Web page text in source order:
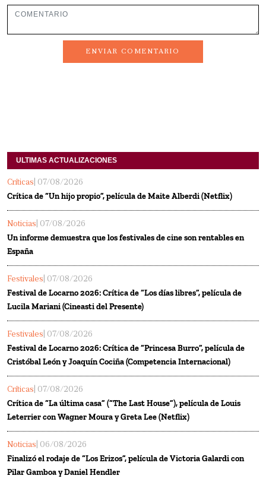
ENVIAR COMENTARIO
ULTIMAS ACTUALIZACIONES
Críticas | 07/08/2026
Crítica de “Un hijo propio”, película de Maite Alberdi (Netflix)
Noticias | 07/08/2026
Un informe demuestra que los festivales de cine son rentables en
España
Festivales | 07/08/2026
Festival de Locarno 2026: Crítica de “Los días libres”, película de
Lucila Mariani (Cineasti del Presente)
Festivales | 07/08/2026
Festival de Locarno 2026: Crítica de “Princesa Burro”, película de
Cristóbal León y Joaquín Cociña (Competencia Internacional)
Críticas | 07/08/2026
Crítica de “La última casa” (“The Last House”), película de Louis
Leterrier con Wagner Moura y Greta Lee (Netflix)
Noticias | 06/08/2026
Finalizó el rodaje de “Los Erizos”, película de Victoria Galardi con
Pilar Gamboa y Daniel Hendler